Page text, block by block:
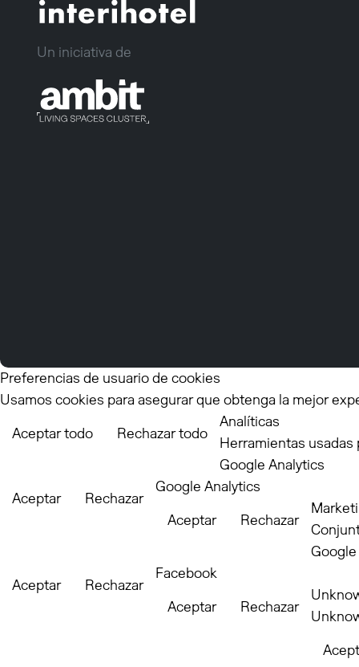
Un iniciativa de
Preferencias de usuario de cookies
Usamos cookies para asegurar que obtenga la mejor
Aceptar todo Rechazar todo
Analíticas
Herramientas usadas
Google Analytics
Aceptar Rechazar
Google Analytics
Aceptar Rechazar
Google
Aceptar Rechazar
Facebook
Aceptar Rechazar